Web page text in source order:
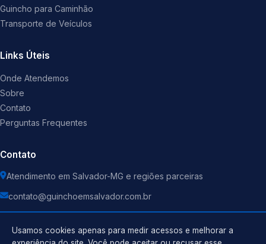
Guincho para Caminhão
Transporte de Veículos
Links Úteis
Onde Atendemos
Sobre
Contato
Perguntas Frequentes
Contato
Atendimento em Salvador-MG e regiões parceiras
contato@guinchoemsalvador.com.br
Usamos cookies apenas para medir acessos e melhorar a